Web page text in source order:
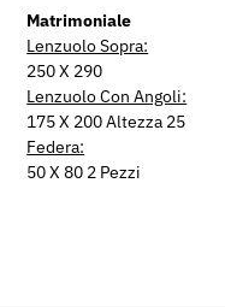
Matrimoniale
Lenzuolo Sopra:
250 X 290
Lenzuolo Con Angoli:
175 X 200 Altezza 25
Federa:
50 X 80 2 Pezzi